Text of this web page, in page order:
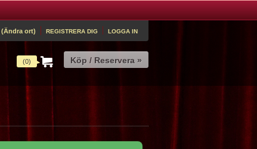
(Ändra ort) REGISTRERA DIG LOGGA IN
(0)